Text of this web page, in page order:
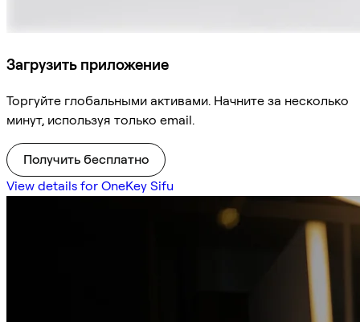
Загрузить приложение
Торгуйте глобальными активами. Начните за несколько
минут, используя только email.
Получить бесплатно
View details for OneKey Sifu